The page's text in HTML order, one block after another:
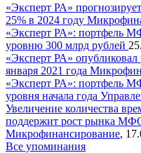
«Эксперт РА»
25% в 2024 году
«Эксперт РА»: портфель
уровню 300 млрд рублей
«Эксперт РА»
января 2021 года
«Эксперт РА»: портфель
уровня начала года
Увеличение количества
поддержит рост рынка
Микрофинансирование,
Все упоминания